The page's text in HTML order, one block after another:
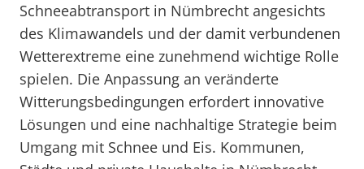
Schneeabtransport in Nümbrecht angesichts
des Klimawandels und der damit verbundenen
Wetterextreme eine zunehmend wichtige Rolle
spielen. Die Anpassung an veränderte
Witterungsbedingungen erfordert innovative
Lösungen und eine nachhaltige Strategie beim
Umgang mit Schnee und Eis. Kommunen,